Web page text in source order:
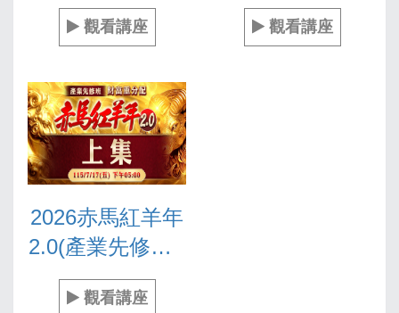
觀看講座 觀看講座
2026赤馬紅羊年
2.0(產業先修班)-
上集
觀看講座